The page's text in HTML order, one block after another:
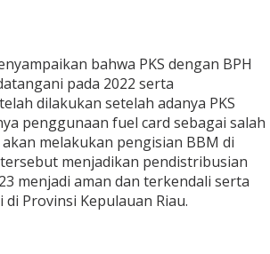
bahwa PKS dengan BPH
pada 2022 serta
dilakukan setelah adanya PKS
penggunaan fuel card sebagai salah
melakukan pengisian BBM di
menjadikan pendistribusian
menjadi aman dan terkendali serta
Provinsi Kepulauan Riau.